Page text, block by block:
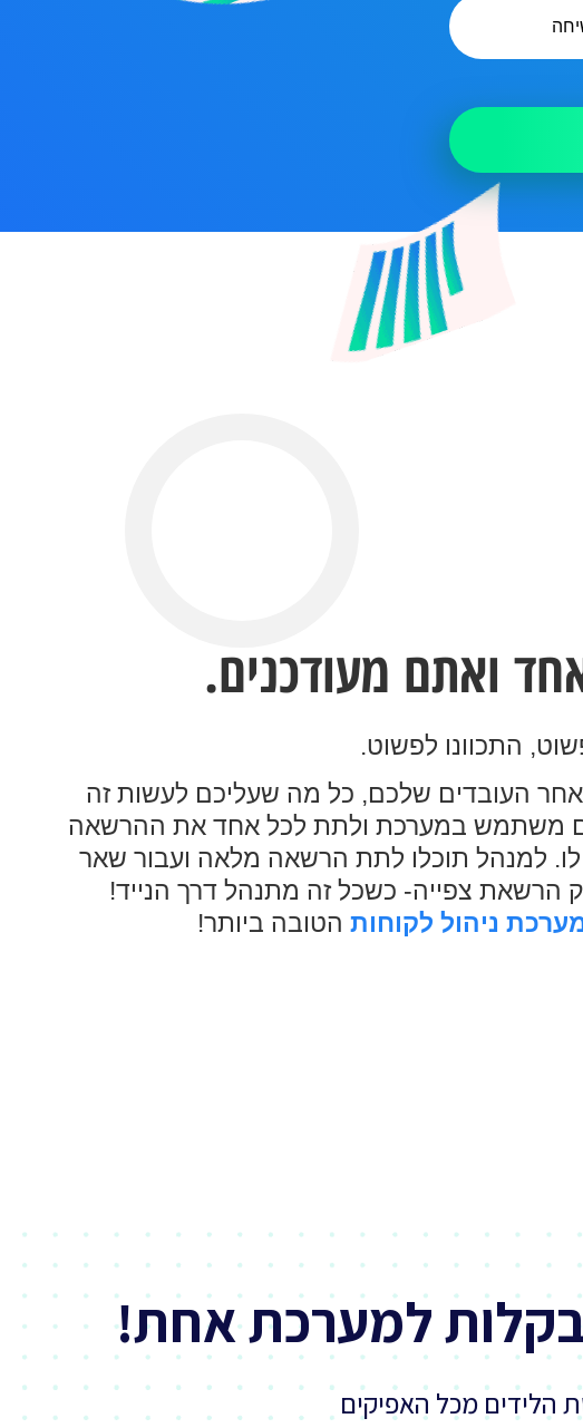
ואתם מעודכנים.
התכוונו לפשוט.
אחר העובדים שלכם, כל מה שעליכם לעשות זה
משתמש במערכת ולתת לכל אחד את ההרשאה
למנהל תוכלו לתת הרשאה מלאה ועבור שאר
הרשאת צפייה- כשכל זה מתנהל דרך הנייד!
ניהול לקוחותהטובה ביותר!
למערכת אחת!
הלידים מכל האפיקים